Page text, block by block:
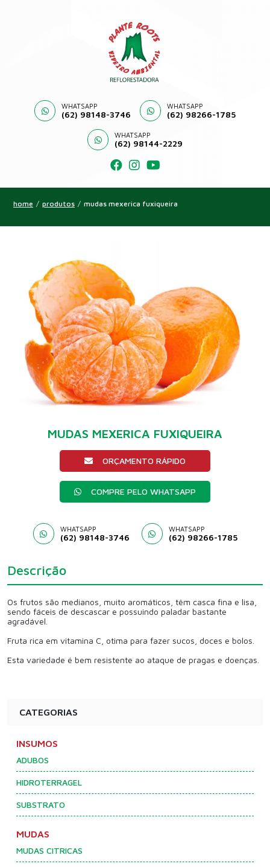
WHATSAPP
(62) 98148-3746
WHATSAPP
(62) 98266-1785
WHATSAPP
(62) 98144-2229
home / produtos / mudas mexerica fuxiqueira
CATEGORIAS
INSUMOS
ADUBOS
HIDROTERRAGEL
SUBSTRATO
MUDAS
MUDAS CITRICAS
MUDAS MEXERICA FUXIQUEIRA
ORÇAMENTO RÁPIDO
COMPRE PELO WHATSAPP
WHATSAPP
(62) 98148-3746
WHATSAPP
(62) 98266-1785
Descrição
Os frutos são medianos, muito aromáticos, têm casca fina e lisa,
sendo fáceis de descascar e possuindo paladar bastante
agradável.
Fruta rica em vitamina C, otima para fazer sucos, doces e bolos.
Esta variedade é bem resistente ao ataque de pragas e doenças.